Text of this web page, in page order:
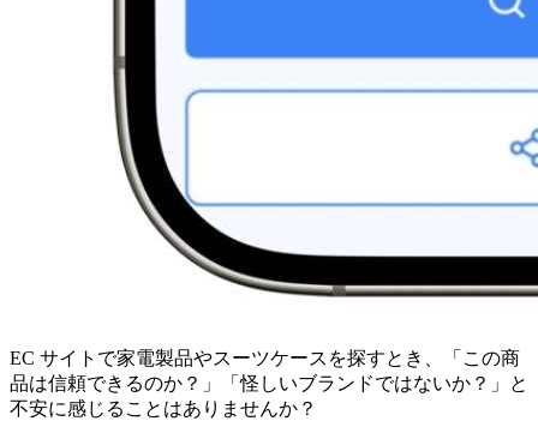
EC サイトで家電製品やスーツケースを探すとき、「この商
品は信頼できるのか？」「怪しいブランドではないか？」と
不安に感じることはありませんか？